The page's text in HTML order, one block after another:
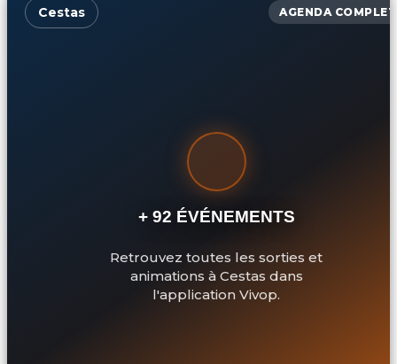
Cestas AGENDA COMPLET
+ 92 ÉVÉNEMENTS
Retrouvez toutes les sorties et
animations à Cestas dans
l'application Vivop.